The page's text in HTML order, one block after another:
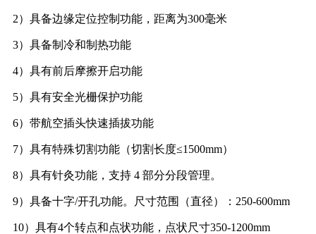
2）具备边缘定位控制功能，距离为300毫米
3）具备制冷和制热功能
4）具有前后摩擦开启功能
5）具有安全光栅保护功能
6）带航空插头快速插拔功能
7）具有特殊切割功能（切割长度≤1500mm）
8）具有针灸功能，支持 4 部分分段管理。
9）具备十字/开孔功能。尺寸范围（直径）：250-600mm
10）具有4个转点和点状功能，点状尺寸350-1200mm